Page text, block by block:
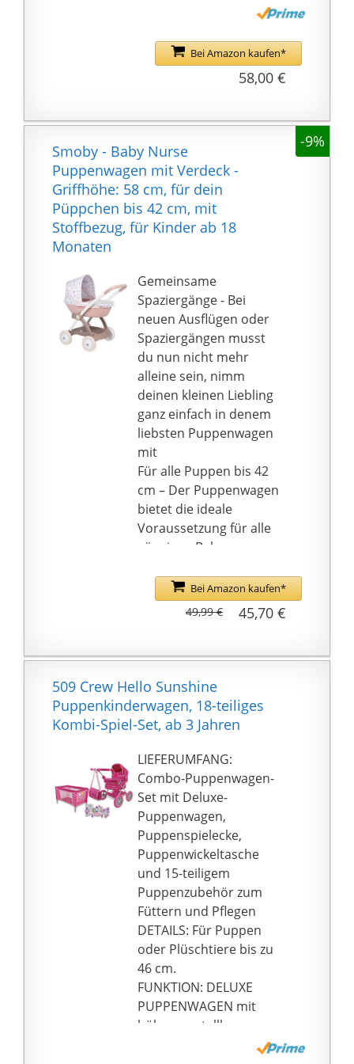
MIT
WANNENABDECKUNG:
Die Abdeckung der
Puppe sowohl in
liegender Position als
auch in sitzender
Position vor
Witterungseinflüssen
wie Sonne oder Wind zu
schützen.
mitgelieferte Tasche ist
farblich auf den Wagen
abgestimmt. Sie besitzt
einen Reißverschluß
und kann als
Umhängetasche als
auch als Handtasche
genutzt werden.
SCHWENKBARE
VORDERRÄDER: Der
Wagen besitzt unter
anderem schwenkbare
Vorderräder, die eine
besonders leichte
Kurvenfahrt
Transport lässt sich der
Puppenwagen einfach
zusammenklappen.
Bei Amazon kaufen*
58,00 €
-9%
Smoby - Baby Nurse
Puppenwagen mit Verdeck -
Griffhöhe: 58 cm, für dein
Püppchen bis 42 cm, mit
Stoffbezug, für Kinder ab 18
Monaten
Gemeinsame
Spaziergänge - Bei
neuen Ausflügen oder
Spaziergängen musst
du nun nicht mehr
alleine sein, nimm
deinen kleinen Liebling
ganz einfach in denem
liebsten Puppenwagen
mit
Für alle Puppen bis 42
cm – Der Puppenwagen
bietet die ideale
Voraussetzung für alle
gängigen Babypuppen
kann auch schon von
den Kleinsten spielend
leicht bedient werden
Monaten – Die leicht zu
reinigenden
Oberflächen,
speichelfesten Farben
und der hochwertige
und robuste Kunststoff
bieten einen sicheren
Umgang
Stoffeinsatz – Wenn
dein Püppchen beim
Essen einmal kleckert,
kann der dazugehörige
Stoffbezug ganz einfach
mit einem nassen
Schwamm gereinigt
werden
Smoby Qualität seit
1924 – Durch stetige
Qualitätskontrollen,
langjährige Erfahrung,
Bei Amazon kaufen*
45,70 €
49,99 €
509 Crew Hello Sunshine
Puppenkinderwagen, 18-teiliges
Kombi-Spiel-Set, ab 3 Jahren
LIEFERUMFANG:
Combo-Puppenwagen-
Set mit Deluxe-
Puppenwagen,
Puppenspielecke,
Puppenwickeltasche
und 15-teiligem
Puppenzubehör zum
Füttern und Pflegen
DETAILS: Für Puppen
oder Plüschtiere bis zu
46 cm.
FUNKTION: DELUXE
PUPPENWAGEN mit
höhenverstellbarem